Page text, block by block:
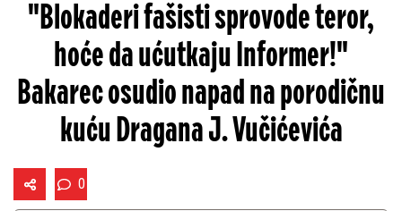
"Blokaderi fašisti sprovode teror,
hoće da ućutkaju Informer!"
Bakarec osudio napad na porodičnu
kuću Dragana J. Vučićevića
0